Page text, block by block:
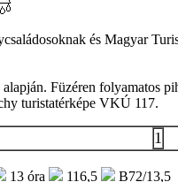
és Magyar
Füzéren folyamatos
turistatérképe VKÚ 117.
1
13 óra 116,5
B72/13,5